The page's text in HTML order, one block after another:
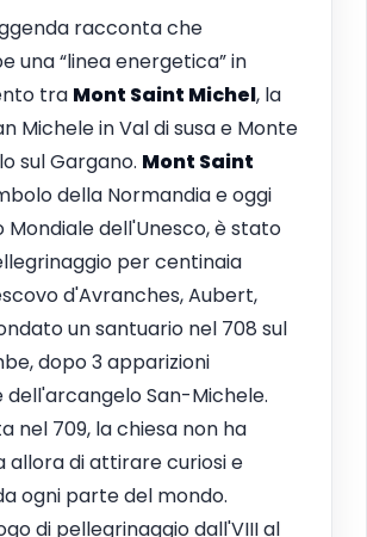
racconta che
una “linea energetica” in
tra Mont Saint Michel, la
Michele in Val di susa e Monte
sul Gargano. Mont Saint
della Normandia e oggi
Mondiale dell'Unesco, è stato
per centinaia
d'Avranches, Aubert,
un santuario nel 708 sul
dopo 3 apparizioni
dell'arcangelo San-Michele.
nel 709, la chiesa non ha
allora di attirare curiosi e
ogni parte del mondo.
di pellegrinaggio dall'VIII al